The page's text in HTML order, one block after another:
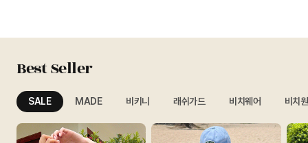
Best Seller
SALE MADE 비키니 래쉬가드 비치웨어 비치